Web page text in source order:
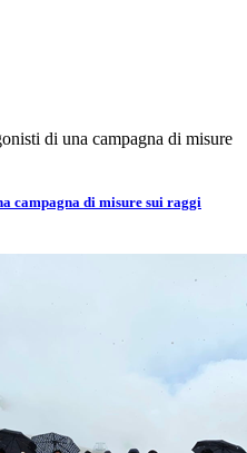
di una campagna di misure
campagna di misure sui raggi